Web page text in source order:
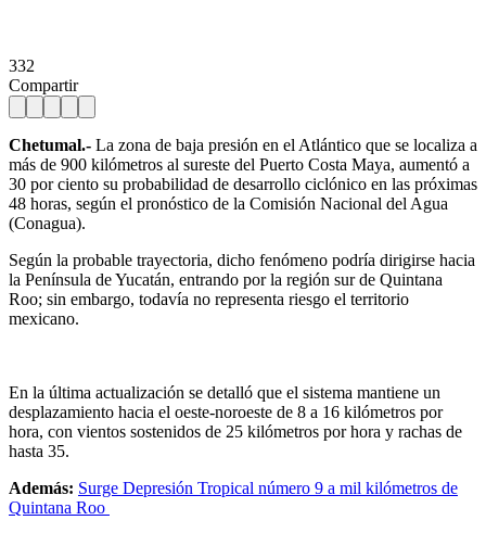
332
Compartir
Chetumal.- La zona de baja presión en el Atlántico que se localiza a
más de 900 kilómetros al sureste del Puerto Costa Maya, aumentó a
30 por ciento su probabilidad de desarrollo ciclónico en las próximas
48 horas, según el pronóstico de la Comisión Nacional del Agua
(Conagua).
Según la probable trayectoria, dicho fenómeno podría dirigirse hacia
la Península de Yucatán, entrando por la región sur de Quintana
Roo; sin embargo, todavía no representa riesgo el territorio
mexicano.
En la última actualización se detalló que el sistema mantiene un
desplazamiento hacia el oeste-noroeste de 8 a 16 kilómetros por
hora, con vientos sostenidos de 25 kilómetros por hora y rachas de
hasta 35.
Además: Surge Depresión Tropical número 9 a mil kilómetros de
Quintana Roo